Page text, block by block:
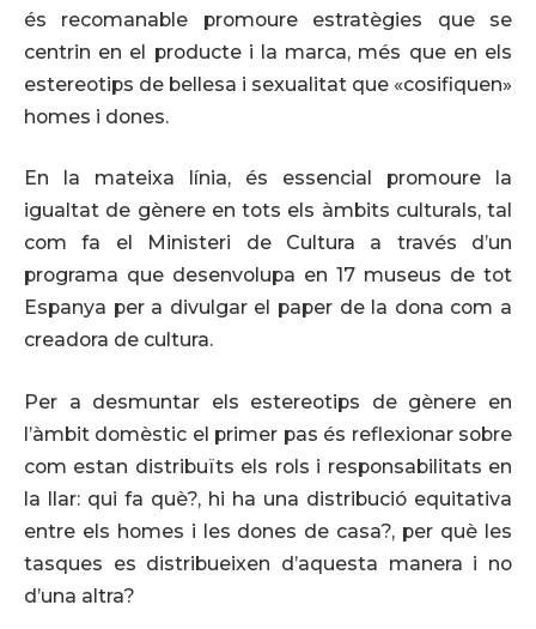
és recomanable promoure estratègies que se
centrin en el producte i la marca, més que en els
estereotips de bellesa i sexualitat que «cosifiquen»
homes i dones.
En la mateixa línia, és essencial promoure la
igualtat de gènere en tots els àmbits culturals, tal
com fa el Ministeri de Cultura a través d’un
programa que desenvolupa en 17 museus de tot
Espanya per a divulgar el paper de la dona com a
creadora de cultura.
Per a desmuntar els estereotips de gènere en
l’àmbit domèstic el primer pas és reflexionar sobre
com estan distribuïts els rols i responsabilitats en
la llar: qui fa què?, hi ha una distribució equitativa
entre els homes i les dones de casa?, per què les
tasques es distribueixen d’aquesta manera i no
d’una altra?